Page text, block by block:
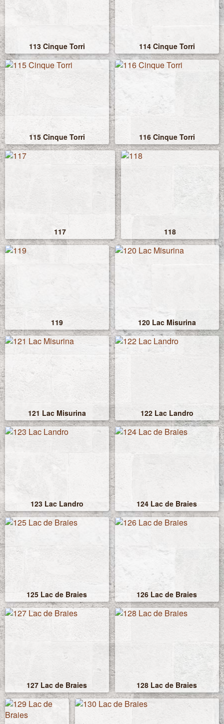
113 Cinque Torri 114 Cinque Torri
115 Cinque Torri 116 Cinque Torri
117 118
119 120 Lac Misurina
121 Lac Misurina 122 Lac Landro
123 Lac Landro 124 Lac de Braies
125 Lac de Braies 126 Lac de Braies
127 Lac de Braies 128 Lac de Braies